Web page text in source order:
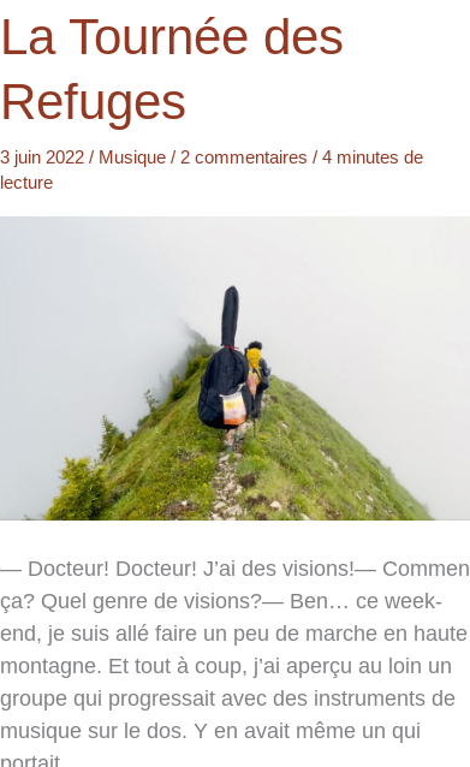
La Tournée des
Refuges
3 juin 2022 / Musique/ 2 commentaires / 4 minutes de
lecture
— Docteur! Docteur! J’ai des visions!—
ça? Quel genre de visions?— Ben… ce week-
end, je suis allé faire un peu de marche en haute
montagne. Et tout à coup, j’ai aperçu au loin un
groupe qui progressait avec des instruments de
musique sur le dos. Y en avait même un qui